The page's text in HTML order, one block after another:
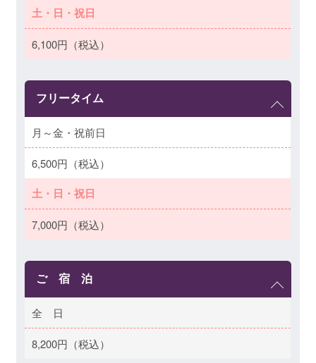
土・日・祝日
6,100円（税込）
フリータイム
月～金・祝前日
6,500円（税込）
土・日・祝日
7,000円（税込）
ご 宿 泊
全 日
8,200円（税込）